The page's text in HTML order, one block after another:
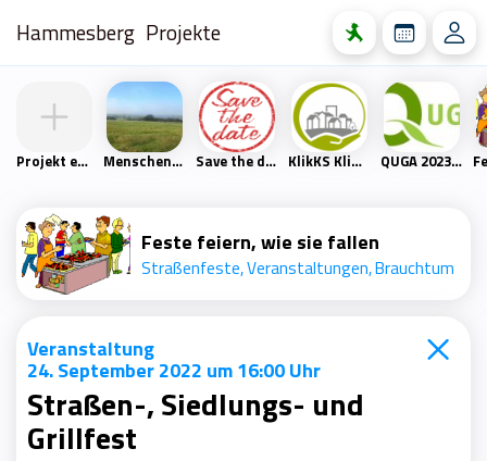
Hammesberg Projekte
Projekt erstellen Menschen- und Naturfreunde Scharpenacken Save the date KlikKS Klimaschutzprojekt QUGA 2023 – Quartiersgartenschau Heckinghausen
Feste feiern, wie sie fallen
Straßenfeste, Veranstaltungen, Brauchtum
Veranstaltung
24. September 2022 um 16:00 Uhr
Straßen-, Siedlungs- und
Grillfest